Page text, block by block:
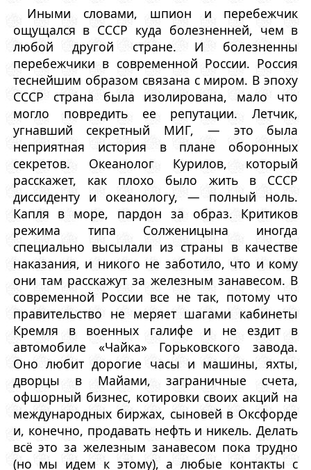
Иными словами, шпион и перебежчик
ощущался в СССР куда болезненней, чем в
любой другой стране. И болезненны
перебежчики в современной России. Россия
теснейшим образом связана с миром. В эпоху
СССР страна была изолирована, мало что
могло повредить ее репутации. Летчик,
угнавший секретный МИГ, — это была
неприятная история в плане оборонных
секретов. Океанолог Курилов, который
расскажет, как плохо было жить в СССР
диссиденту и океанологу, — полный ноль.
Капля в море, пардон за образ. Критиков
режима типа Солженицына иногда
специально высылали из страны в качестве
наказания, и никого не заботило, что и кому
они там расскажут за железным занавесом. В
современной России все не так, потому что
правительство не меряет шагами кабинеты
Кремля в военных галифе и не ездит в
автомобиле «Чайка» Горьковского завода.
Оно любит дорогие часы и машины, яхты,
дворцы в Майами, заграничные счета,
офшорный бизнес, котировки своих акций на
международных биржах, сыновей в Оксфорде
и, конечно, продавать нефть и никель. Делать
всё это за железным занавесом пока трудно
(но мы идем к этому), а любые контакты с